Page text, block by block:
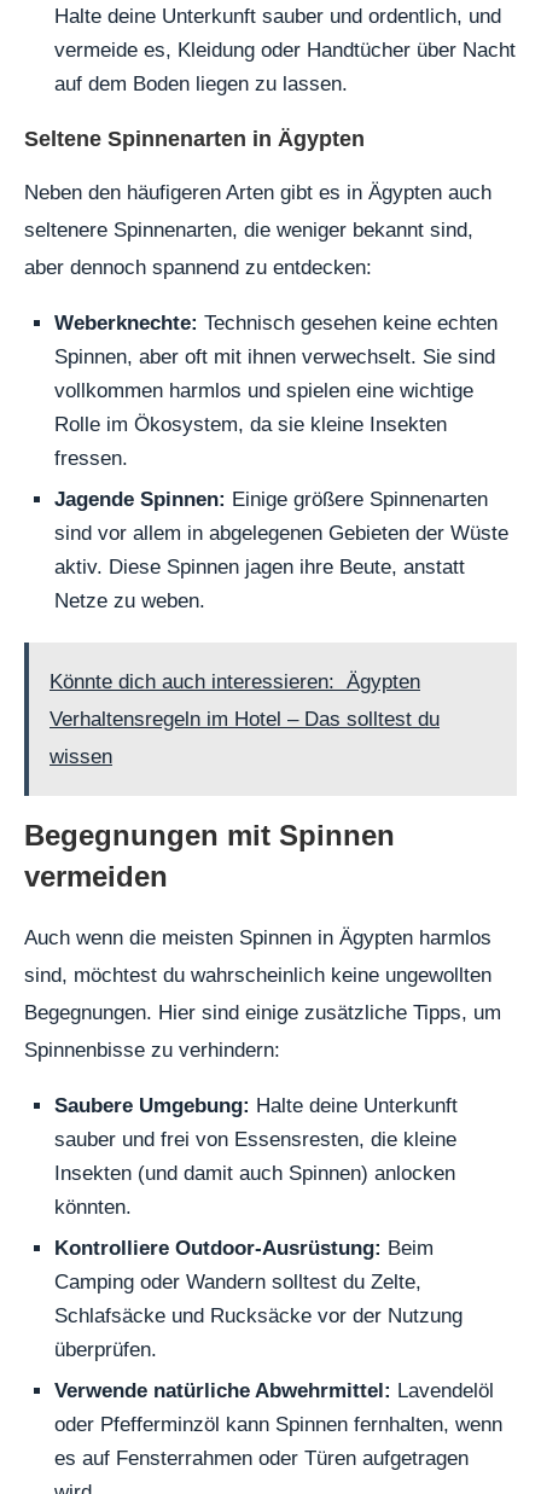
Halte deine Unterkunft sauber und ordentlich, und
vermeide es, Kleidung oder Handtücher über Nacht
auf dem Boden liegen zu lassen.
Seltene Spinnenarten in Ägypten
Neben den häufigeren Arten gibt es in Ägypten auch
seltenere Spinnenarten, die weniger bekannt sind,
aber dennoch spannend zu entdecken:
Weberknechte: Technisch gesehen keine echten
Spinnen, aber oft mit ihnen verwechselt. Sie sind
vollkommen harmlos und spielen eine wichtige
Rolle im Ökosystem, da sie kleine Insekten
fressen.
Jagende Spinnen: Einige größere Spinnenarten
sind vor allem in abgelegenen Gebieten der Wüste
aktiv. Diese Spinnen jagen ihre Beute, anstatt
Netze zu weben.
Könnte dich auch interessieren: Ägypten
Verhaltensregeln im Hotel – Das solltest du
wissen
Begegnungen mit Spinnen
vermeiden
Auch wenn die meisten Spinnen in Ägypten harmlos
sind, möchtest du wahrscheinlich keine ungewollten
Begegnungen. Hier sind einige zusätzliche Tipps, um
Spinnenbisse zu verhindern:
Saubere Umgebung: Halte deine Unterkunft
sauber und frei von Essensresten, die kleine
Insekten (und damit auch Spinnen) anlocken
könnten.
Kontrolliere Outdoor-Ausrüstung: Beim
Camping oder Wandern solltest du Zelte,
Schlafsäcke und Rucksäcke vor der Nutzung
überprüfen.
Verwende natürliche Abwehrmittel: Lavendelöl
oder Pfefferminzöl kann Spinnen fernhalten, wenn
es auf Fensterrahmen oder Türen aufgetragen